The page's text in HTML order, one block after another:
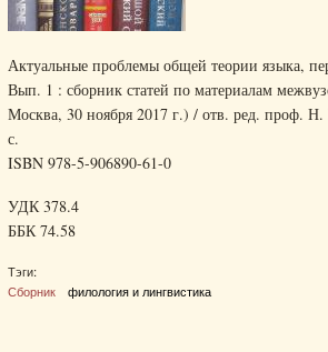
Актуальные проблемы общей теории языка,
Вып. 1 : сборник статей по материалам
Москва, 30 ноября 2017 г.) / отв. ред. проф.
с.
ISBN 978-5-906890-61-0
УДК 378.4
ББК 74.58
Тэги:
Сборник
филология и лингвистика